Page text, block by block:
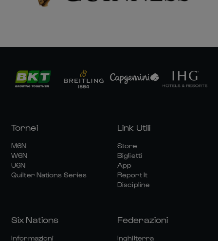
Tornei
M6N
W6N
U6N
Quilter Nations Series
Link Utili
Store
Biglietti
App
Report It
Discipline
Six Nations
Informazioni
Federazioni
Inghilterra